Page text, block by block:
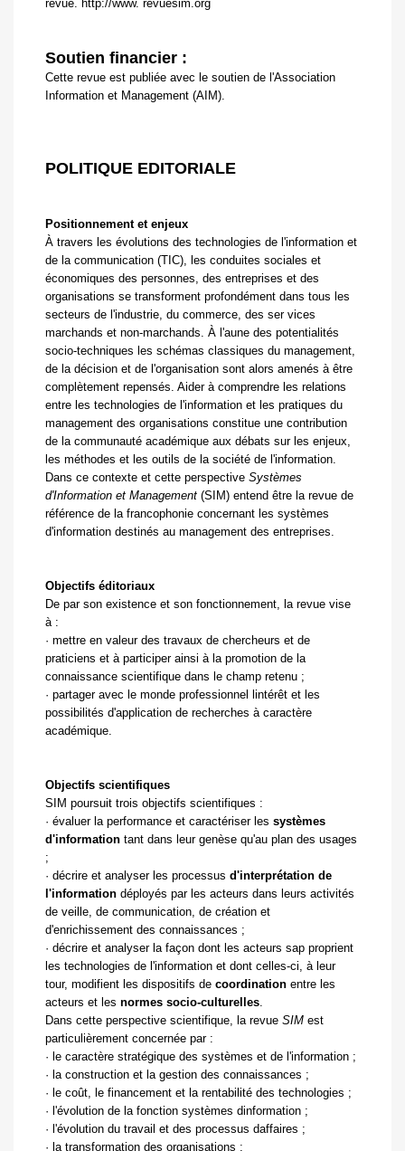
revue. http://www. revuesim.org
Soutien financier :
Cette revue est publiée avec le soutien de l'Association
Information et Management (AIM).
POLITIQUE EDITORIALE
Positionnement et enjeux
À travers les évolutions des technologies de l'information et
de la communication (TIC), les conduites sociales et
économiques des personnes, des entreprises et des
organisations se transforment profondément dans tous les
secteurs de l'industrie, du commerce, des ser vices
marchands et non-marchands. À l'aune des potentialités
socio-techniques les schémas classiques du management,
de la décision et de l'organisation sont alors amenés à être
complètement repensés. Aider à comprendre les relations
entre les technologies de l'information et les pratiques du
management des organisations constitue une contribution
de la communauté académique aux débats sur les enjeux,
les méthodes et les outils de la société de l'information.
Dans ce contexte et cette perspective Systèmes
d'Information et Management (SIM) entend être la revue de
référence de la francophonie concernant les systèmes
d'information destinés au management des entreprises.
Objectifs éditoriaux
De par son existence et son fonctionnement, la revue vise
à :
· mettre en valeur des travaux de chercheurs et de
praticiens et à participer ainsi à la promotion de la
connaissance scientifique dans le champ retenu ;
· partager avec le monde professionnel lintérêt et les
possibilités d'application de recherches à caractère
académique.
Objectifs scientifiques
SIM poursuit trois objectifs scientifiques :
· évaluer la performance et caractériser les systèmes
d'information tant dans leur genèse qu'au plan des usages
;
· décrire et analyser les processus d'interprétation de
l'information déployés par les acteurs dans leurs activités
de veille, de communication, de création et
d'enrichissement des connaissances ;
· décrire et analyser la façon dont les acteurs sap proprient
les technologies de l'information et dont celles-ci, à leur
tour, modifient les dispositifs de coordination entre les
acteurs et les normes socio-culturelles.
Dans cette perspective scientifique, la revue SIM est
particulièrement concernée par :
· le caractère stratégique des systèmes et de l'information ;
· la construction et la gestion des connaissances ;
· le coût, le financement et la rentabilité des technologies ;
· l'évolution de la fonction systèmes dinformation ;
· l'évolution du travail et des processus daffaires ;
· la transformation des organisations ;